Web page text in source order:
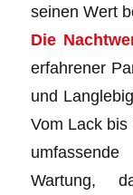
seinen Wert
Die
erfahrener
und
Vom Lack
Wartung,